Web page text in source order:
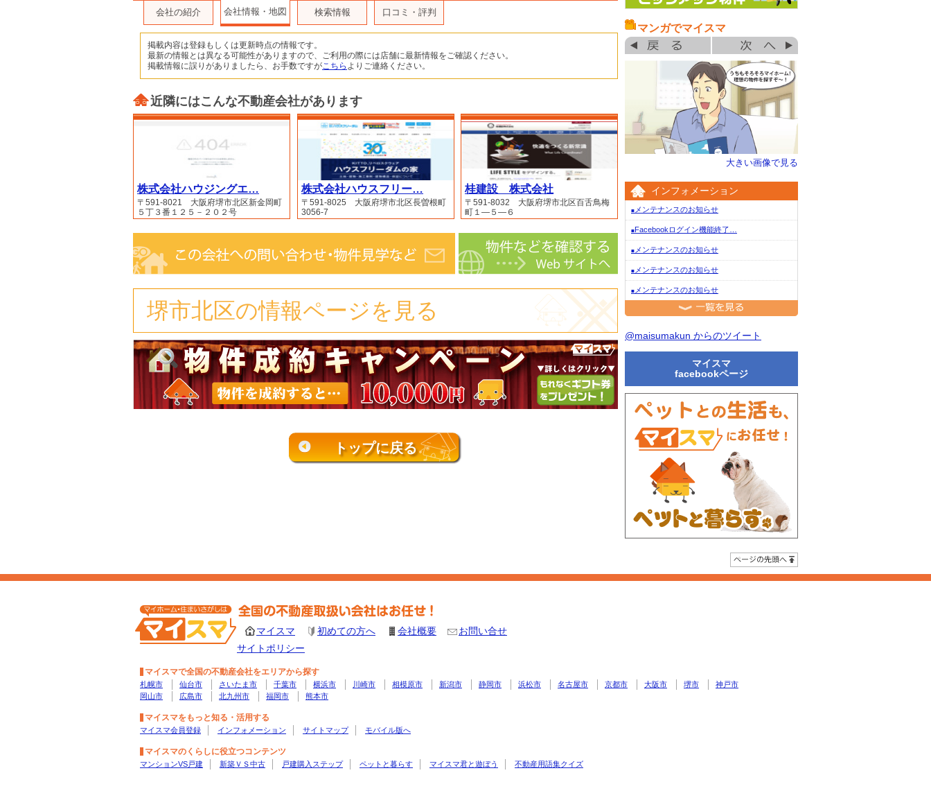
会社の紹介 会社情報・地図 検索情報 口コミ・評判
掲載内容は登録もしくは更新時点の情報です。
最新の情報とは異なる可能性がありますので、ご利用の際には店舗に最新情報をご確認ください。
掲載情報に誤りがありましたら、お手数ですがこちら よりご連絡ください。
近隣にはこんな不動産会社があります
株式会社ハウジングエ…
〒591-8021 大阪府堺市北区新金岡町
５丁３番１２５－２０２号
株式会社ハウスフリー…
〒591-8025 大阪府堺市北区長曽根町
3056-7
桂建設 株式会社
〒591-8032 大阪府堺市北区百舌鳥梅
町１―５―６
堺市北区の情報ページを見る
トップに戻る
マンガでマイスマ
大きい画像で見る
インフォメーション
■ メンテナンスのお知らせ
■Facebookログイン機能終了…
■ メンテナンスのお知らせ
■ メンテナンスのお知らせ
■ メンテナンスのお知らせ
@maisumakun からのツイート
マイスマ
facebookページ
ページの先頭へ
マイスマ 初めての方へ 会社概要
お問い合せ
サイトポリシー
マイスマで全国の不動産会社をエリアから探す
札幌市 仙台市 さいたま市 千葉市 横浜市 川崎市 相模原市 新潟市 静岡市 浜松市 名古屋市 京都市 大阪市 堺市
神戸市
岡山市
広島市 北九州市 福岡市 熊本市
マイスマをもっと知る・活用する
マイスマ会員登録 インフォメーション サイトマップ モバイル版へ
マイスマのくらしに役立つコンテンツ
マンションVS戸建 新築ＶＳ中古 戸建購入ステップ ペットと暮らす マイスマ君と遊ぼう 不動産用語集クイズ